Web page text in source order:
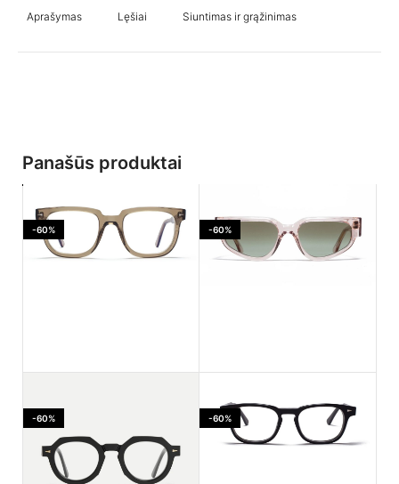
Aprašymas Lęšiai Siuntimas ir grąžinimas
Panašūs produktai
-60%
light
425.00€ 170.00€
-60%
Dustlight
455.00€ 182.00€
-60% -60%